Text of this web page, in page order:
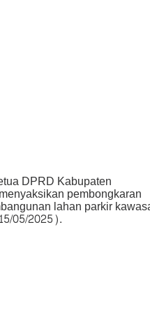
DPRD Kabupaten
menyaksikan pembongkaran
lahan parkir
05/2025).